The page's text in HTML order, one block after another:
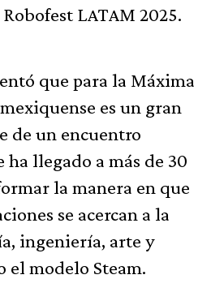
LATAM 2025.
que para la Máxima
es un gran
de un encuentro
llegado a más de 30
la manera en que
se acercan a la
ingeniería, arte y
el modelo Steam.